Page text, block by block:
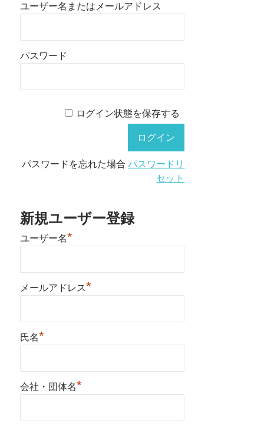
ユーザー名またはメールアドレス
パスワード
ログイン状態を保存する
パスワードを忘れた場合パスワードリ
セット
新規ユーザー登録
ユーザー名*
メールアドレス*
氏名*
会社・団体名*